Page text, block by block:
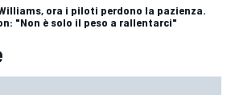
Williams, ora i piloti perdono la pazienza.
"Non è solo il peso a rallentarci"